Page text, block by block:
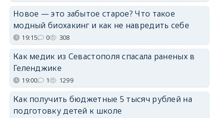
Новое — это забытое старое? Что такое
модный биохакинг и как не навредить себе
19:15 0 308
Как медик из Севастополя спасала раненых в
Геленджике
19:00 1 1299
Как получить бюджетные 5 тысяч рублей на
подготовку детей к школе